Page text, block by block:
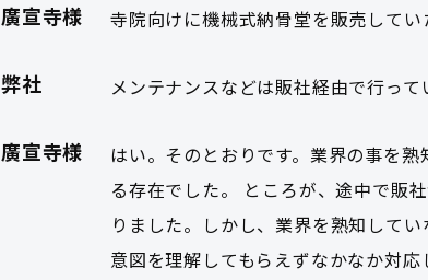
廣宣寺様 寺院向けに機械式納骨堂を販売して
弊社 メンテナンスなどは販社経由で行って
廣宣寺様
はい。そのとおりです。業界の事を
る存在でした。 ところが、途中で販
りました。しかし、業界を熟知して
意図を理解してもらえずなかなか対